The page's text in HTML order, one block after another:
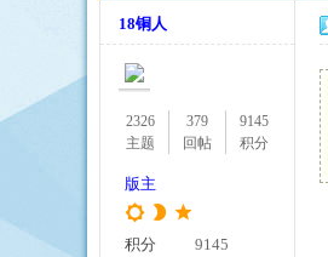
18铜人
2326
主题
379
回帖
9145
积分
版主
积分
9145